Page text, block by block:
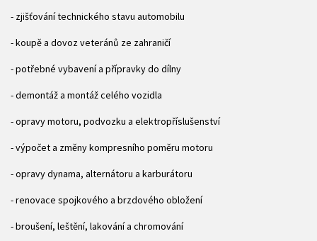
- zjišťování technického stavu automobilu
- koupě a dovoz veteránů ze zahraničí
- potřebné vybavení a přípravky do dílny
- demontáž a montáž celého vozidla
- opravy motoru, podvozku a elektropříslušenství
- výpočet a změny kompresního poměru motoru
- opravy dynama, alternátoru a karburátoru
- renovace spojkového a brzdového obložení
- broušení, leštění, lakování a chromování